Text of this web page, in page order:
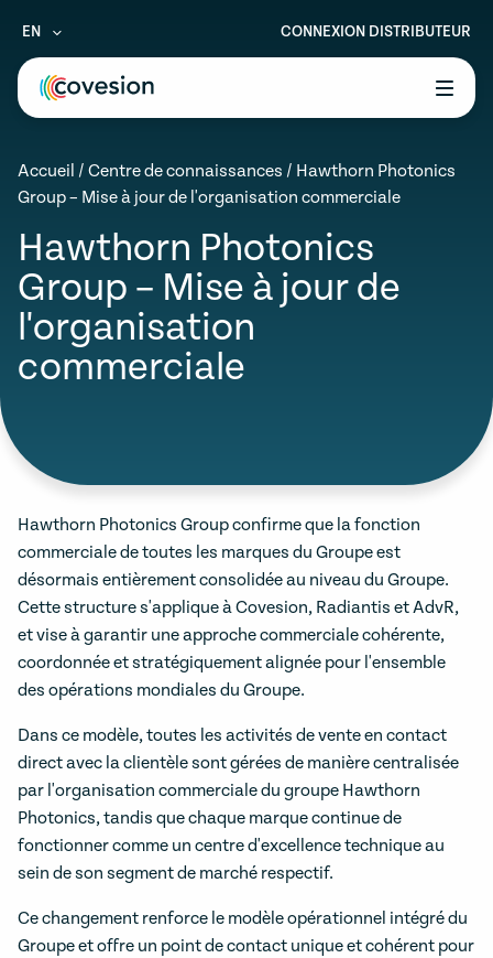
menu
menu
menu
menu
EN CONNEXION DISTRIBUTEUR
Accueil / Centre de connaissances / Hawthorn Photonics
Group – Mise à jour de l'organisation commerciale
Hawthorn Photonics
Group – Mise à jour de
l'organisation
commerciale
Hawthorn Photonics Group confirme que la fonction
commerciale de toutes les marques du Groupe est
désormais entièrement consolidée au niveau du Groupe.
Cette structure s'applique à Covesion, Radiantis et AdvR,
et vise à garantir une approche commerciale cohérente,
coordonnée et stratégiquement alignée pour l'ensemble
des opérations mondiales du Groupe.
Dans ce modèle, toutes les activités de vente en contact
direct avec la clientèle sont gérées de manière centralisée
par l'organisation commerciale du groupe Hawthorn
Photonics, tandis que chaque marque continue de
fonctionner comme un centre d'excellence technique au
sein de son segment de marché respectif.
Ce changement renforce le modèle opérationnel intégré du
Groupe et offre un point de contact unique et cohérent pour